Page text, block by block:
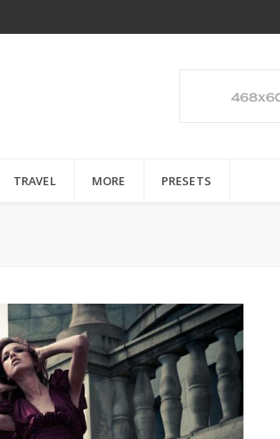
TRAVEL MORE PRESETS